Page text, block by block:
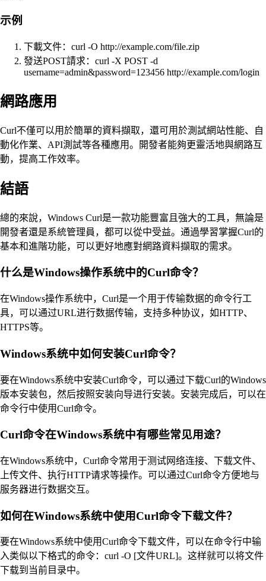
示例
下載文件：curl -O http://example.com/file.zip
發送POST請求：curl -X POST -d
username=admin&password=123456 http://example.com/login
網路應用
Curl不僅可以用於簡單的資料擷取，還可用於測試網站性能、自
動化作業、API測試等各種應用。開發者能夠更靈活地與網路互
動，提高工作效率。
結語
總的來說，Windows Curl是一款功能豐富且強大的工具，無論是
開發者還是系統管理員，都可以從中受益。通過學習掌握Curl的
基本和進階功能，可以更好地應對網路資料擷取的需求。
什么是Windows操作系统中的Curl命令？
在Windows操作系统中，Curl是一个用于传输数据的命令行工
具，可以通过URL进行数据传输，支持多种协议，如HTTP、
HTTPS等。
Windows系统中如何安装Curl命令？
要在Windows系统中安装Curl命令，可以通过下载Curl的Windows
版本安装包，然后按照安装向导进行安装。安装完成后，可以在
命令行中使用Curl命令。
Curl命令在Windows系统中有哪些常见用途？
在Windows系统中，Curl命令常用于测试网络连接、下载文件、
上传文件、执行HTTP请求等操作。可以通过Curl命令方便地与
服务器进行数据交互。
如何在Windows系统中使用Curl命令下载文件？
要在Windows系统中使用Curl命令下载文件，可以在命令行中输
入类似以下格式的命令：curl -O [文件URL]。这样就可以将文件
下载到当前目录中。